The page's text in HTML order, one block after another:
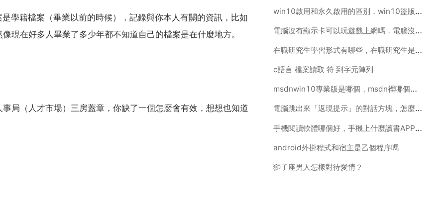
學籍檔案（畢業以前的時候），記錄與你本人有關的資訊，比如
現在好多人畢業了多少年都不知道自己的檔案是在什麼地方。
局（人才市場）三房蓋章，你缺了一個怎麼會有效，想想也知道
win10啟用和永久啟用的區別，win10盜版啟用和正版啟用有區別嗎
電腦沒有顯示卡可以玩遊戲上網嗎，電腦沒有獨立顯示卡能支援玩遊戲嗎？
在職研究生學習形式有哪些，在職研究生是什麼學習形式
c語言 檔案讀取 符 到字元陣列
msdnwin10專業版是哪個，msdn裡哪個是Windows10專業版
電腦跳出來「返現提示」的對話方塊，怎麼去掉啊？
手機閱讀軟體哪個好，手機上什麼讀書APP最好啊
android外掛程式和宿主是乙個程序嗎
獅子座男人怎樣對待愛情？